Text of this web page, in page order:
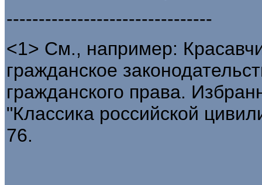
--------------------------------
<1> См., например:
гражданское
гражданского права.
"Классика российской
76.